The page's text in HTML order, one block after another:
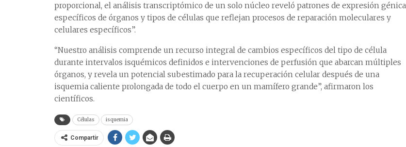
proporcional, el análisis transcriptómico de un solo núcleo reveló patrones de expresión génica
específicos de órganos y tipos de células que reflejan procesos de reparación moleculares y
celulares específicos”.
“Nuestro análisis comprende un recurso integral de cambios específicos del tipo de célula
durante intervalos isquémicos definidos e intervenciones de perfusión que abarcan múltiples
órganos, y revela un potencial subestimado para la recuperación celular después de una
isquemia caliente prolongada de todo el cuerpo en un mamífero grande”, afirmaron los
científicos.
Células isquemia
Compartir